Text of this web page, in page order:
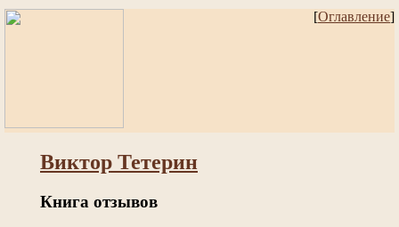
[Оглавление]
Виктор Тетерин
Книга отзывов